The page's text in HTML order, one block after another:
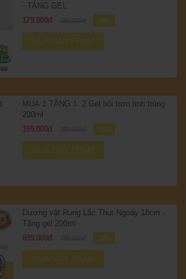
- TẶNG GEL
179.000đ
-48%
MUA SẢN PHẨM
MUA 1 TẶNG 1: 2 Gel bôi trơn tinh trùng
200ml
199.000đ
-20%
MUA SẢN PHẨM
Dương vật Rung Lắc Thụt Ngoáy 18cm -
Tặng gel 200ml
699.000đ
-12%
MUA SẢN PHẨM